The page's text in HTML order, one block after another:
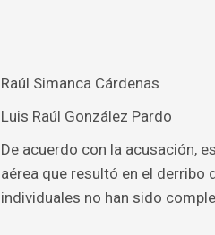
Raúl Simanca Cárdenas
Luis Raúl González Pardo
De acuerdo con la acusación,
aérea que resultó en el derribo
individuales no han sido